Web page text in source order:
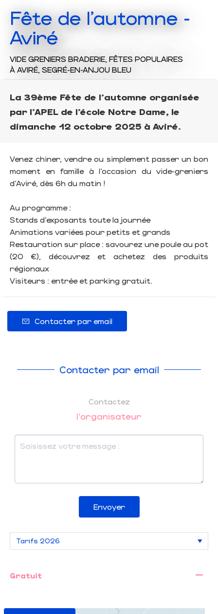
Fête de l'automne -
Aviré
VIDE GRENIERS BRADERIE, FÊTES POPULAIRES
À AVIRÉ, SEGRÉ-EN-ANJOU BLEU
La 39ème Fête de l'automne organisée
par l’APEL de l’école Notre Dame, le
dimanche 12 octobre 2025 à Aviré.
Venez chiner, vendre ou simplement passer un bon
moment en famille à l’occasion du vide-greniers
d’Aviré, dès 6h du matin !
Au programme :
Stands d’exposants toute la journée
Animations variées pour petits et grands
Restauration sur place : savourez une poule au pot
(20 €), découvrez et achetez des produits
régionaux
Visiteurs : entrée et parking gratuit.
Contacter par email
Contacter par email
Contactez
l'organisateur
Envoyer
Gratuit —